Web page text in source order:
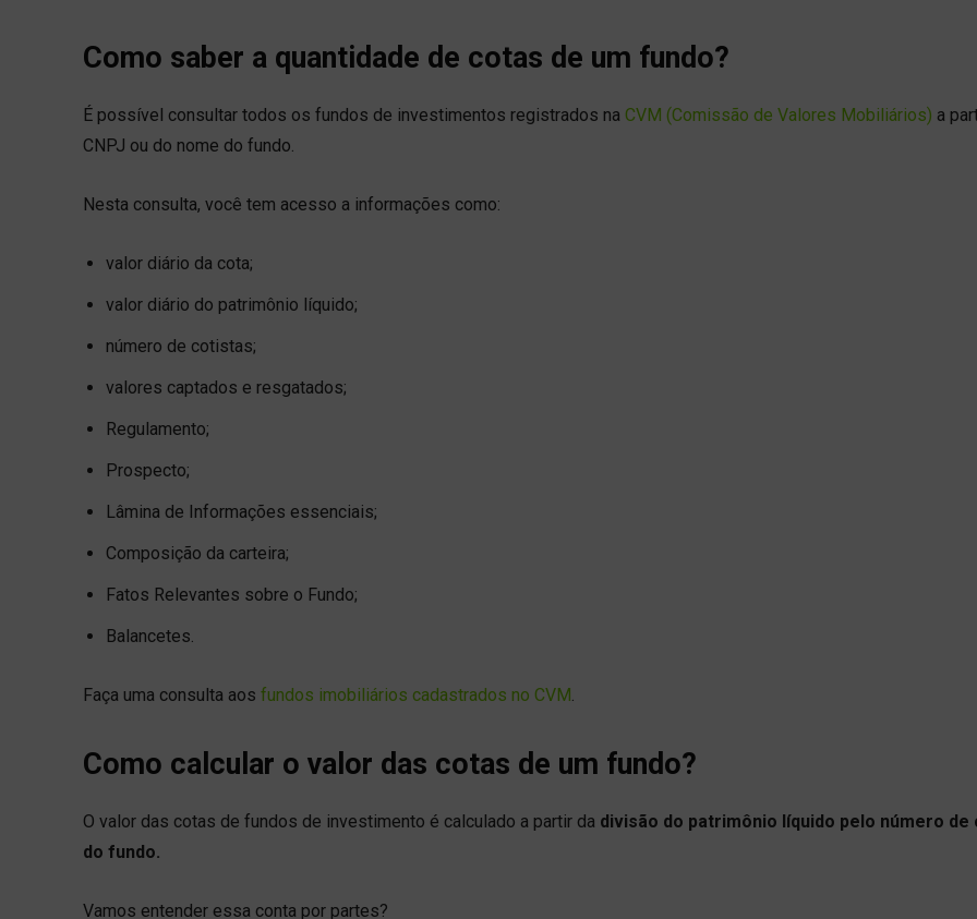
Como saber a quantidade de cotas de um fundo?
É possível consultar todos os fundos de investimentos registrados na CVM (Comissão de Valores Mobiliários) a
CNPJ ou do nome do fundo.
Nesta consulta, você tem acesso a informações como:
valor diário da cota;
valor diário do patrimônio líquido;
número de cotistas;
valores captados e resgatados;
Regulamento;
Prospecto;
Lâmina de Informações essenciais;
Composição da carteira;
Fatos Relevantes sobre o Fundo;
Balancetes.
Faça uma consulta aos fundos imobiliários cadastrados no CVM
Como calcular o valor das cotas de um fundo?
O valor das cotas de fundos de investimento é calculado a partir da divisão do patrimônio líquido pelo número de
do fundo.
Vamos entender essa conta por partes?